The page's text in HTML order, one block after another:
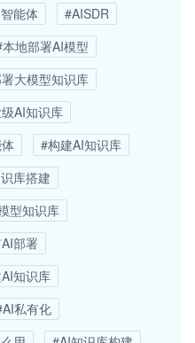
能体
#AISDR
地部署AI模型
大模型知识库
AI知识库
#构建AI知识库
库搭建
型知识库
部署
知识库
私有化